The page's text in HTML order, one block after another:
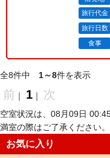
旅行代金
旅行日数
食事
全8件中 1～8件を表示
前 ｜ 1 ｜ 次
空室状況は、08月09日
満室の際はご了承ください。
お気に入り